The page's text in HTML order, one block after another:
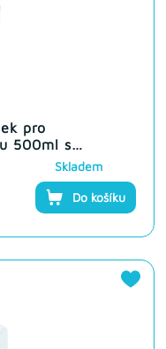
pro
500ml s
Skladem
Do košíku